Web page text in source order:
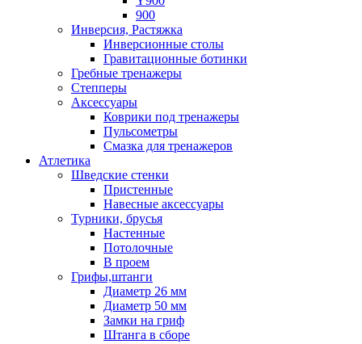
900
Инверсия, Растяжка
Инверсионные столы
Гравитационные ботинки
Гребные тренажеры
Степперы
Аксессуары
Коврики под тренажеры
Пульсометры
Смазка для тренажеров
Атлетика
Шведские стенки
Пристенные
Навесные аксессуары
Турники, брусья
Настенные
Потолочные
В проем
Грифы,штанги
Диаметр 26 мм
Диаметр 50 мм
Замки на гриф
Штанга в сборе